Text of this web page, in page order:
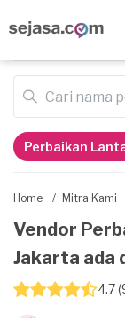
Home / Mitra Kami
Vendor
Jakarta ada
4.7
Perbaikan